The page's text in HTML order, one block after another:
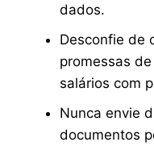
dados.
Desconfie de
promessas
salários com
Nunca envie
documentos